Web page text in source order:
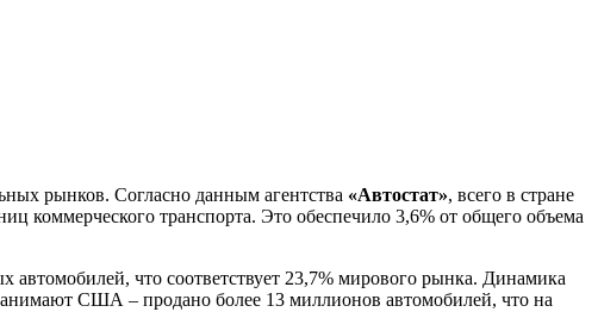
рынков. Согласно данным агентства «Автостат», всего в стране
коммерческого транспорта. Это обеспечило 3,6% от общего объема
что соответствует 23,7% мирового рынка. Динамика
США – продано более 13 миллионов автомобилей, что на